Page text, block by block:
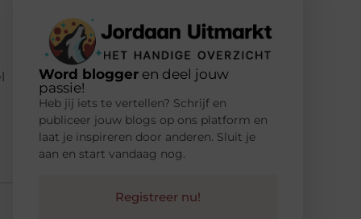
Word blogger en deel jouw
passie!
Heb jij iets te vertellen? Schrijf en
publiceer jouw blogs op ons platform en
laat je inspireren door anderen. Sluit je
aan en start vandaag nog.
Registreer nu!